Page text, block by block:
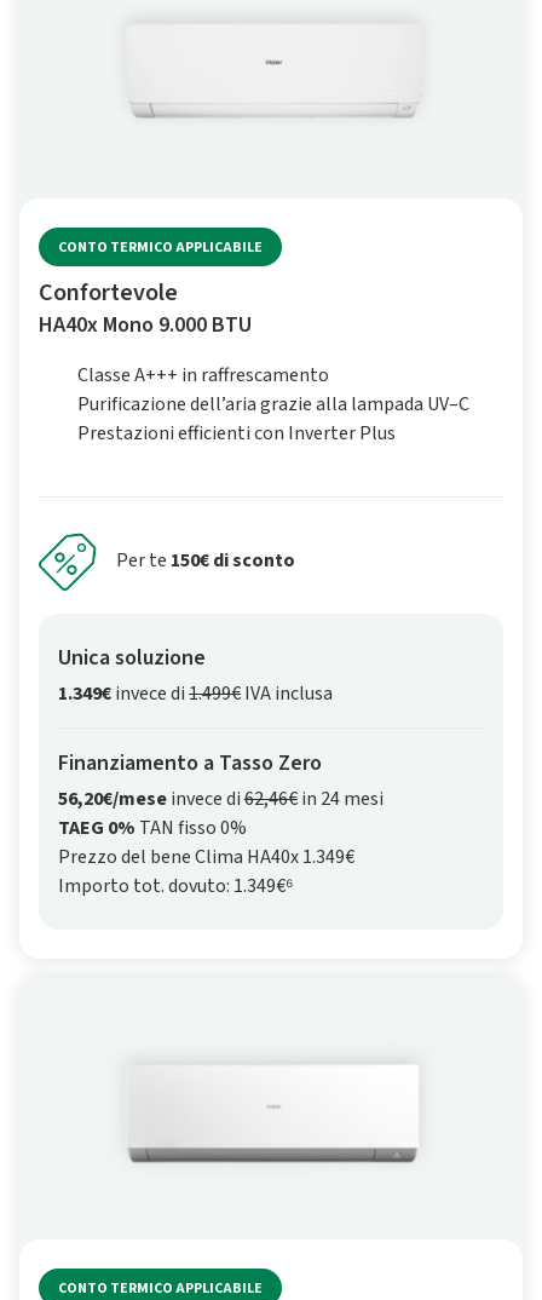
CONTO TERMICO APPLICABILE
Confortevole
HA40x Mono 9.000 BTU
Classe A+++ in raffrescamento
Purificazione dell’aria grazie alla lampada UV–C
Prestazioni efficienti con Inverter Plus
Per te 150€ di sconto
Unica soluzione
1.349€invece di1.499€IVA inclusa
Finanziamento a Tasso Zero
56,20€/meseinvece di62,46€in 24 mesi
TAEG 0% TAN fisso 0%
Prezzo del bene Clima HA40x 1.349€
Importo tot. dovuto: 1.349€⁶
CONTO TERMICO APPLICABILE